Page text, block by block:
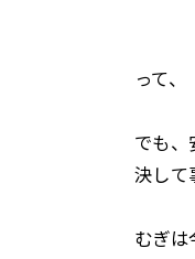
って、
でも、
決して
むぎは